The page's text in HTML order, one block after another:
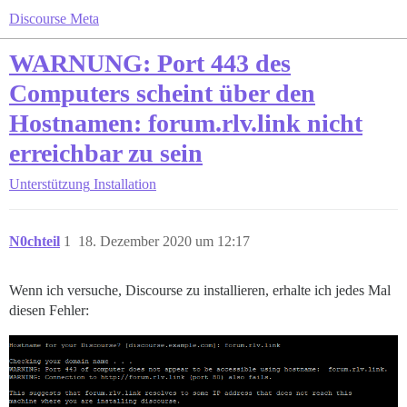
Discourse Meta
WARNUNG: Port 443 des
Computers scheint über den
Hostnamen: forum.rlv.link nicht
erreichbar zu sein
Unterstützung Installation
N0chteil 18. Dezember 2020 um 12:17
1
Wenn ich versuche, Discourse zu installieren, erhalte ich jedes Mal
diesen Fehler: